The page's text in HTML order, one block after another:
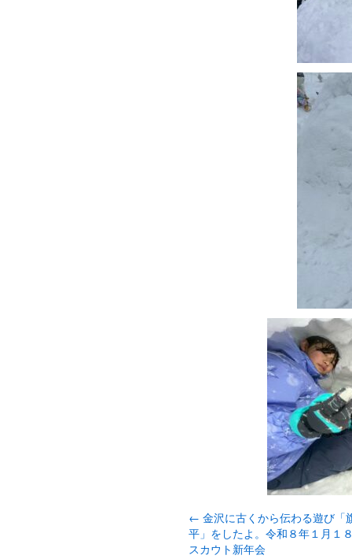
← 金沢に古くから伝わる遊び「
平」をしたよ。令和８年１月
スカウト新年会